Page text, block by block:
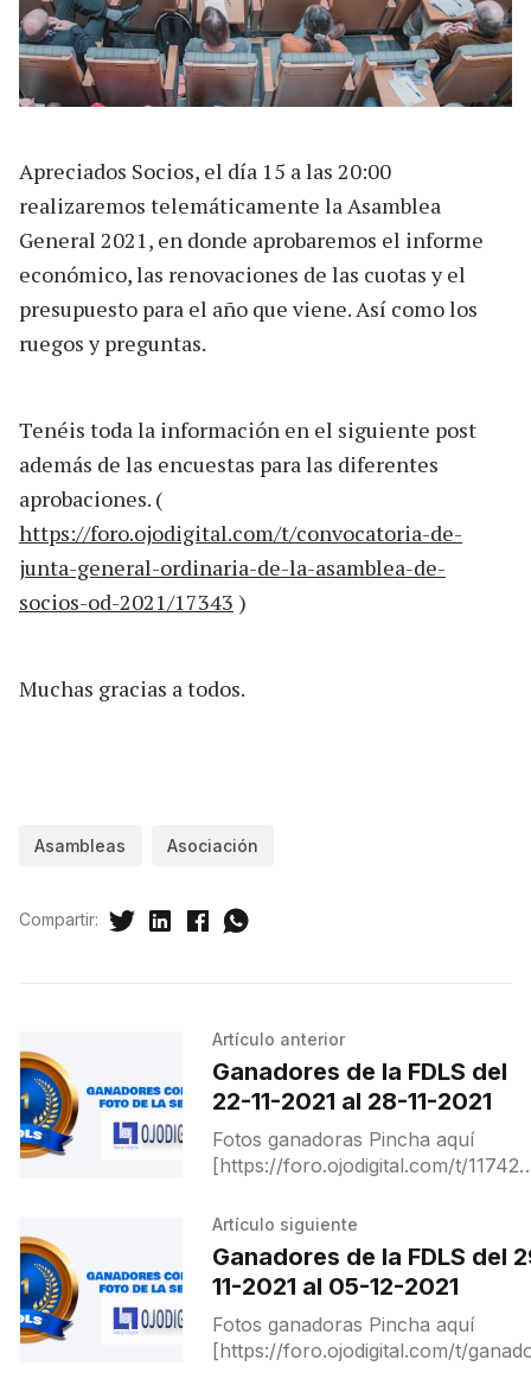
Apreciados Socios, el día 15 a las 20:00
realizaremos telemáticamente la Asamblea
General 2021, en donde aprobaremos el informe
económico, las renovaciones de las cuotas y el
presupuesto para el año que viene. Así como los
ruegos y preguntas.
Tenéis toda la información en el siguiente post
además de las encuestas para las diferentes
aprobaciones. (
https://foro.ojodigital.com/t/convocatoria-de-
junta-general-ordinaria-de-la-asamblea-de-
socios-od-2021/17343 )
Muchas gracias a todos.
Asambleas Asociación
Compartir:
Artículo anterior
Ganadores de la FDLS del
22-11-2021 al 28-11-2021
Fotos ganadoras Pincha aquí
[https://foro.ojodigital.com/t/
Artículo siguiente
Ganadores de la FDLS del
11-2021 al 05-12-2021
Fotos ganadoras Pincha aquí
[https://foro.ojodigital.com/t/